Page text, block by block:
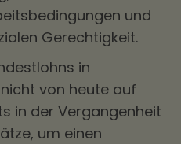
und
Gerechtigkeit.
in
von heute auf
in der Vergangenheit
um einen